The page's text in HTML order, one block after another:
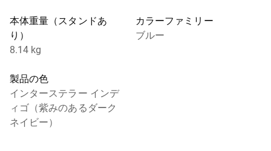
本体重量（スタンドあ
り）
8.14 kg
カラーファミリー
ブルー
製品の色
インターステラー インデ
ィゴ（紫みのあるダーク
ネイビー）